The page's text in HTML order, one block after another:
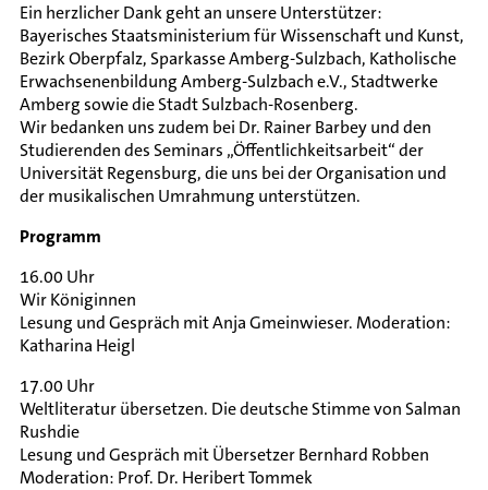
Ein herzlicher Dank geht an unsere Unterstützer:
Bayerisches Staatsministerium für Wissenschaft und Kunst,
Bezirk Oberpfalz, Sparkasse Amberg-Sulzbach, Katholische
Erwachsenenbildung Amberg-Sulzbach e.V., Stadtwerke
Amberg sowie die Stadt Sulzbach-Rosenberg.
Wir bedanken uns zudem bei Dr. Rainer Barbey und den
Studierenden des Seminars „Öffentlichkeitsarbeit“ der
Universität Regensburg, die uns bei der Organisation und
der musikalischen Umrahmung unterstützen.
Programm
16.00 Uhr
Wir Königinnen
Lesung und Gespräch mit Anja Gmeinwieser. Moderation:
Katharina Heigl
17.00 Uhr
Weltliteratur übersetzen. Die deutsche Stimme von Salman
Rushdie
Lesung und Gespräch mit Übersetzer Bernhard Robben
Moderation: Prof. Dr. Heribert Tommek